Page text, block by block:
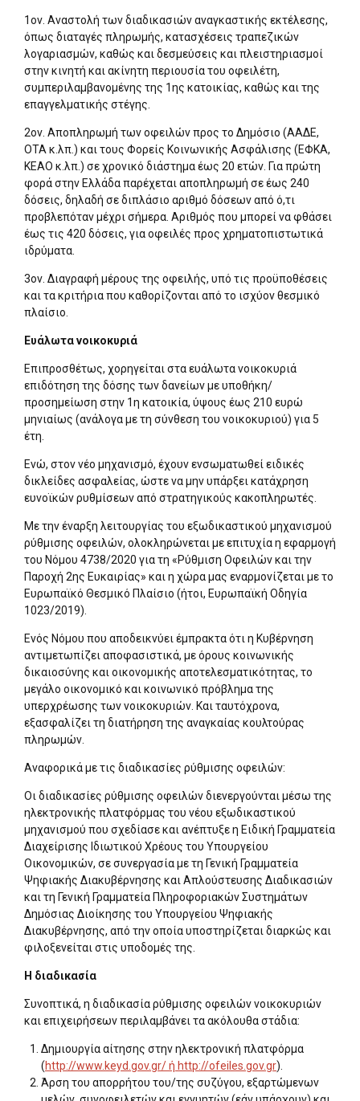
1ον. Αναστολή των διαδικασιών αναγκαστικής εκτέλεσης,
όπως διαταγές πληρωμής, κατασχέσεις τραπεζικών
λογαριασμών, καθώς και δεσμεύσεις και πλειστηριασμοί
στην κινητή και ακίνητη περιουσία του οφειλέτη,
συμπεριλαμβανομένης της 1ης κατοικίας, καθώς και της
επαγγελματικής στέγης.
2ον. Αποπληρωμή των οφειλών προς το Δημόσιο (ΑΑΔΕ,
ΟΤΑ κ.λπ.) και τους Φορείς Κοινωνικής Ασφάλισης (ΕΦΚΑ,
ΚΕΑΟ κ.λπ.) σε χρονικό διάστημα έως 20 ετών. Για πρώτη
φορά στην Ελλάδα παρέχεται αποπληρωμή σε έως 240
δόσεις, δηλαδή σε διπλάσιο αριθμό δόσεων από ό,τι
προβλεπόταν μέχρι σήμερα. Αριθμός που μπορεί να φθάσει
έως τις 420 δόσεις, για οφειλές προς χρηματοπιστωτικά
ιδρύματα.
3ον. Διαγραφή μέρους της οφειλής, υπό τις προϋποθέσεις
και τα κριτήρια που καθορίζονται από το ισχύον θεσμικό
πλαίσιο.
Ευάλωτα νοικοκυριά
Επιπροσθέτως, χορηγείται στα ευάλωτα νοικοκυριά
επιδότηση της δόσης των δανείων με υποθήκη/
προσημείωση στην 1η κατοικία, ύψους έως 210 ευρώ
μηνιαίως (ανάλογα με τη σύνθεση του νοικοκυριού) για 5
έτη.
Ενώ, στον νέο μηχανισμό, έχουν ενσωματωθεί ειδικές
δικλείδες ασφαλείας, ώστε να μην υπάρξει κατάχρηση
ευνοϊκών ρυθμίσεων από στρατηγικούς κακοπληρωτές.
Με την έναρξη λειτουργίας του εξωδικαστικού μηχανισμού
ρύθμισης οφειλών, ολοκληρώνεται με επιτυχία η εφαρμογή
του Νόμου 4738/2020 για τη «Ρύθμιση Οφειλών και την
Παροχή 2ης Ευκαιρίας» και η χώρα μας εναρμονίζεται με το
Ευρωπαϊκό Θεσμικό Πλαίσιο (ήτοι, Ευρωπαϊκή Οδηγία
1023/2019).
Ενός Νόμου που αποδεικνύει έμπρακτα ότι η Κυβέρνηση
αντιμετωπίζει αποφασιστικά, με όρους κοινωνικής
δικαιοσύνης και οικονομικής αποτελεσματικότητας, το
μεγάλο οικονομικό και κοινωνικό πρόβλημα της
υπερχρέωσης των νοικοκυριών. Και ταυτόχρονα,
εξασφαλίζει τη διατήρηση της αναγκαίας κουλτούρας
πληρωμών.
Αναφορικά με τις διαδικασίες ρύθμισης οφειλών:
Οι διαδικασίες ρύθμισης οφειλών διενεργούνται μέσω της
ηλεκτρονικής πλατφόρμας του νέου εξωδικαστικού
μηχανισμού που σχεδίασε και ανέπτυξε η Ειδική Γραμματεία
Διαχείρισης Ιδιωτικού Χρέους του Υπουργείου
Οικονομικών, σε συνεργασία με τη Γενική Γραμματεία
Ψηφιακής Διακυβέρνησης και Απλούστευσης Διαδικασιών
και τη Γενική Γραμματεία Πληροφοριακών Συστημάτων
Δημόσιας Διοίκησης του Υπουργείου Ψηφιακής
Διακυβέρνησης, από την οποία υποστηρίζεται διαρκώς και
φιλοξενείται στις υποδομές της.
Η διαδικασία
Συνοπτικά, η διαδικασία ρύθμισης οφειλών νοικοκυριών
και επιχειρήσεων περιλαμβάνει τα ακόλουθα στάδια:
Δημιουργία αίτησης στην ηλεκτρονική πλατφόρμα
(http://www.keyd.gov.gr/ ή http://ofeiles.gov.gr).
Άρση του απορρήτου του/της συζύγου, εξαρτώμενων